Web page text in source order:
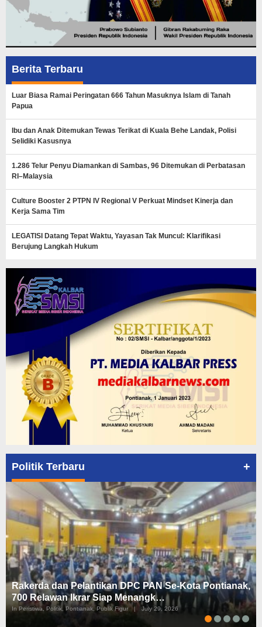
Berita Terbaru
Luar Biasa Ramai Peringatan 666 Tahun Masuknya Islam di Tanah
Papua
Ibu dan Anak Ditemukan Tewas Terikat di Kuala Behe Landak, Polisi
Selidiki Kasusnya
1.286 Telur Penyu Diamankan di Sambas, 96 Ditemukan di Perbatasan
RI–Malaysia
Culture Booster 2 PTPN IV Regional V Perkuat Mindset Kinerja dan
Kerja Sama Tim
LEGATISI Datang Tepat Waktu, Yayasan Tak Muncul: Klarifikasi
Berujung Langkah Hukum
Politik Terbaru +
Rakerda dan Pelantikan DPC PAN Se-Kota Pontianak,
700 Relawan Ikrar Siap Menangk…
In Peristiwa, Politik, Pontianak, Publik Figur July 29, 2026